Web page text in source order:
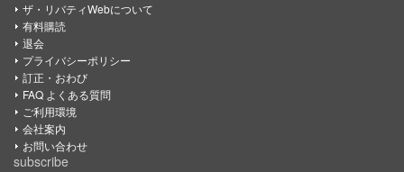
ザ・リバティWebについて
有料購読
退会
プライバシーポリシー
訂正・おわび
FAQ よくある質問
ご利用環境
会社案内
お問い合わせ
subscribe